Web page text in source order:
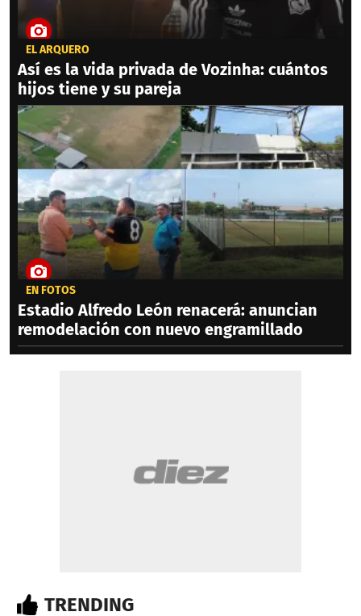
EL ARQUERO
Así es la vida privada de Vozinha: cuántos
hijos tiene y su pareja
EN FOTOS
Estadio Alfredo León renacerá: anuncian
remodelación con nuevo engramillado
TRENDING